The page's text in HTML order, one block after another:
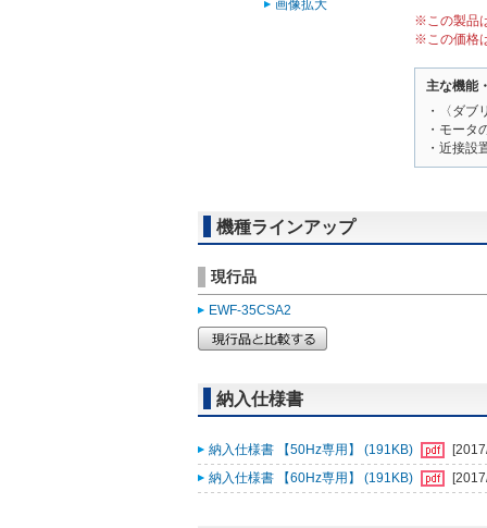
画像拡大
※この製品
※この価格
主な機能
・〈ダブ
・モータ
・近接設
機種ラインアップ
現行品
EWF-35CSA2
納入仕様書
納入仕様書 【50Hz専用】 (191KB)
納入仕様書 【60Hz専用】 (191KB)